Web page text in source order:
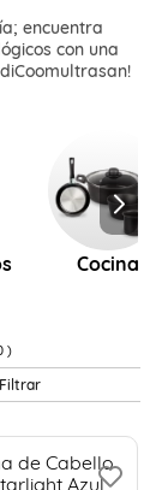
encuentra
con una
Cocina
Filtrar